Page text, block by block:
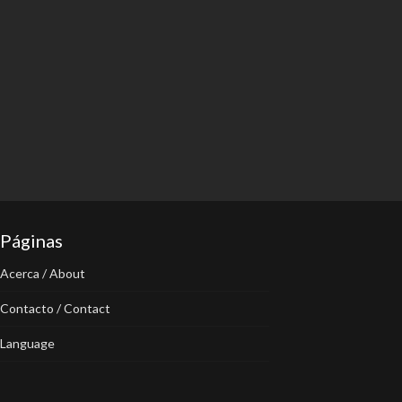
Páginas
Acerca / About
Contacto / Contact
Language